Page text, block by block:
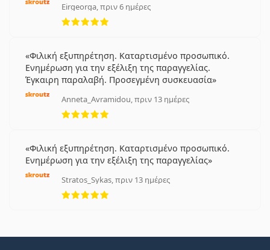
Eirgeorga, πριν 6 ημέρες
5 αξιολογήσεις από 5
Φιλική εξυπηρέτηση. Καταρτισμένο προσωπικό.
Ενημέρωση για την εξέλιξη της παραγγελίας.
Έγκαιρη παραλαβή. Προσεγμένη συσκευασία
Anneta_Avramidou, πριν 13 ημέρες
5 αξιολογήσεις από 5
Φιλική εξυπηρέτηση. Καταρτισμένο προσωπικό.
Ενημέρωση για την εξέλιξη της παραγγελίας
Stratos_Sykas, πριν 13 ημέρες
5 αξιολογήσεις από 5